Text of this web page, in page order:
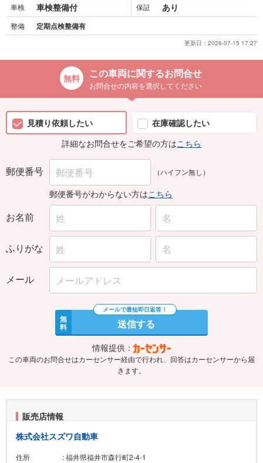
車検 車検整備付 保証 あり
整備 定期点検整備有
更新日： 2026-07-15 17:27
この車両に関するお問合せ
お問合せの内容を選択してください
見積り依頼したい
在庫確認したい
詳細なお問合せをご希望の方はこちら
郵便番号 （ハイフン無し）
郵便番号がわからない方はこちら
お名前
ふりがな
メール
無
料 送信する
情報提供：
この車両のお問合せはカーセンサー経由で行われ、回答はカーセンサーから届
きます。
販売店情報
株式会社スズワ自動車
住所
: 福井県福井市森行町2-4-1